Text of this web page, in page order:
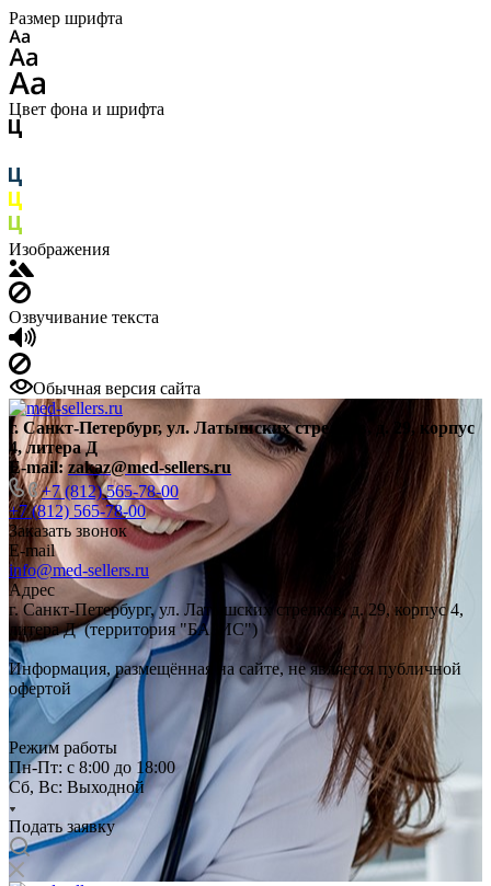
Размер шрифта
Цвет фона и шрифта
Изображения
Озвучивание текста
Обычная версия сайта
г. Санкт-Петербург, ул. Латышских стрелков, д. 29, корпус
4, литера Д
E-mail:zakaz@med-sellers.ru
+7 (812) 565-78-00
+7 (812) 565-78-00
Заказать звонок
E-mail
info@med-sellers.ru
Адрес
г. Санкт-Петербург, ул. Латышских стрелков, д. 29, корпус 4,
литера Д (территория "БАЗИС")
Информация, размещённая на сайте, не является публичной
офертой
Режим работы
Пн-Пт: с 8:00 до 18:00
Сб, Вс: Выходной
Подать заявку